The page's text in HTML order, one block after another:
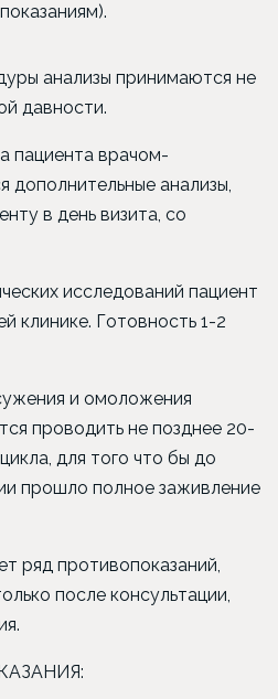
анализы принимаются не
давности.
пациента врачом-
дополнительные анализы,
в день визита, со
исследований пациент
клинике. Готовность 1-2
и омоложения
проводить не позднее 20-
для того что бы до
прошло полное заживление
ряд противопоказаний,
после консультации,